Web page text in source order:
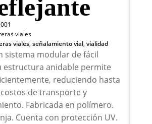
viales
viales, señalamiento vial, vialidad
sistema modular de fácil
estructura anidable permite
reduciendo hasta
de transporte y
Fabricada en polímero.
Cuenta con protección UV.